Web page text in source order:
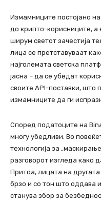
Измамниците постојано
до крипто-корисниците, а
ширум светот зачестија
лица се претставуваат
најголемата светска
јасна – да се убедат
своите API-поставки, што
измамниците да ги
Според податоците на
многу убедливи. Во
технологија за
разговорот изгледа како
Притоа, лицата на
брзо и со тон што оддава
станува збор за